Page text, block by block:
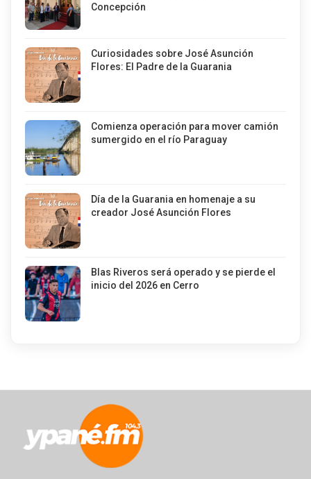
Concepción
Curiosidades sobre José Asunción
Flores: El Padre de la Guarania
Comienza operación para mover camión
sumergido en el río Paraguay
Día de la Guarania en homenaje a su
creador José Asunción Flores
Blas Riveros será operado y se pierde el
inicio del 2026 en Cerro